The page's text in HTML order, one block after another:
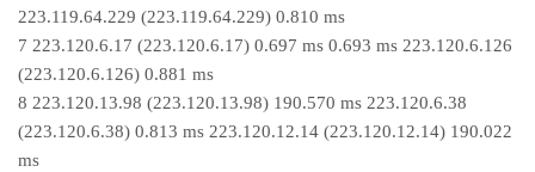
223.119.64.229 (223.119.64.229) 0.810 ms
7 223.120.6.17 (223.120.6.17) 0.697 ms 0.693 ms 223.120.6.126
(223.120.6.126) 0.881 ms
8 223.120.13.98 (223.120.13.98) 190.570 ms 223.120.6.38
(223.120.6.38) 0.813 ms 223.120.12.14 (223.120.12.14) 190.022
ms